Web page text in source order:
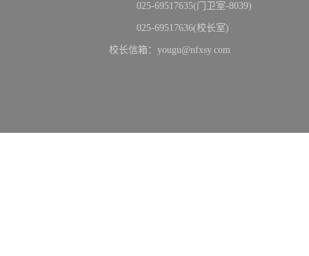
025-69517635(门卫室-8039)
025-69517636(校长室)
校长信箱：yougu@nfxsy.com